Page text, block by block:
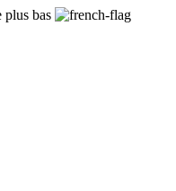
plus bas